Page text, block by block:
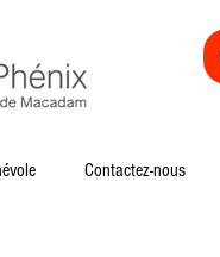
Contactez-nous